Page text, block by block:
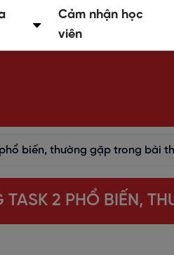
Cảm nhận học
viên
phổ biến, thường gặp trong bài
2 PHỔ BIẾN,